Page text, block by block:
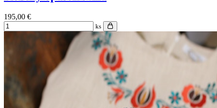
195,00 €
ks